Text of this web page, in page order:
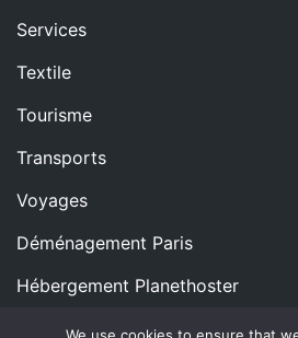
Services
Textile
Tourisme
Transports
Voyages
Déménagement Paris
Hébergement Planethoster